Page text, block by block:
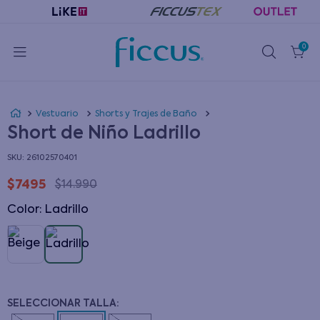
0
Vestuario Shorts y Trajes de Baño
Short de Niño Ladrillo
: 26102570401
$7495 $14.990
Color: ladrillo